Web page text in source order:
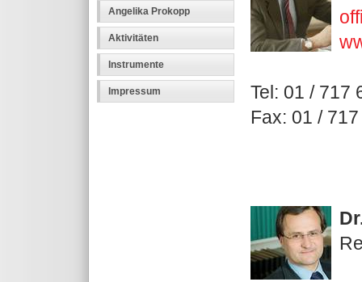
Angelika Prokopp
Aktivitäten
Instrumente
Impressum
Tel: 01 / 717
Fax: 01 /